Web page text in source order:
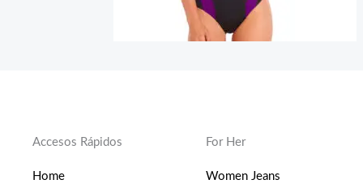
Accesos Rápidos
Home
For Her
Women Jeans